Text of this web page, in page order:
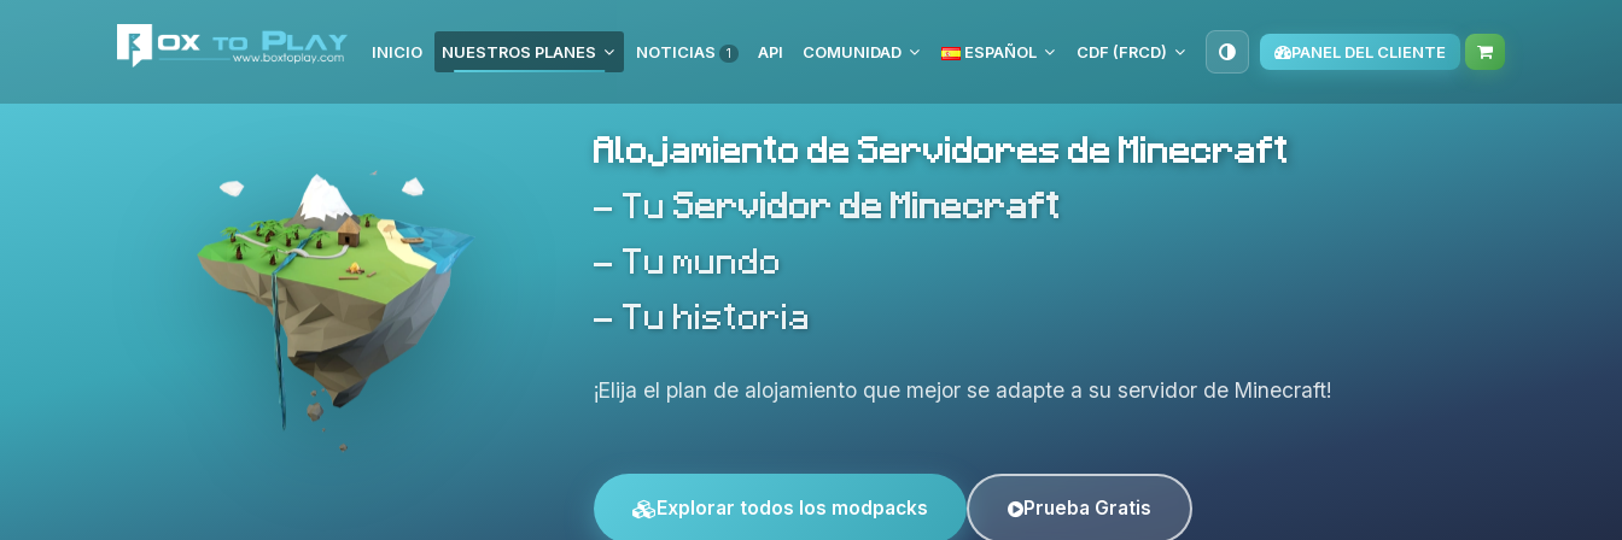
INICIO NUESTROS PLANES NOTICIAS 1 API COMUNIDAD ESPAÑOL CDF (FRCD) PANEL DEL CLIENTE
Alojamiento de Servidores de Minecraft
- Tu Servidor de Minecraft
- Tu mundo
- Tu historia
¡Elija el plan de alojamiento que mejor se adapte a su servidor de Minecraft!
Explorar todos los modpacks Prueba Gratis